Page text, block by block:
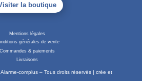
la boutique
Mentions légales
générales de vente
Commandes & paiements
Livraisons
complus – Tous droits réservés | crée et